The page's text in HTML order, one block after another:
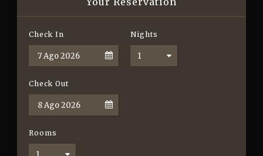
Check In Nights
Check Out
Rooms